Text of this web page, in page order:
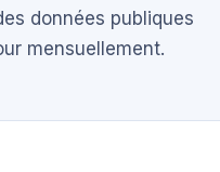
données publiques
mensuellement.